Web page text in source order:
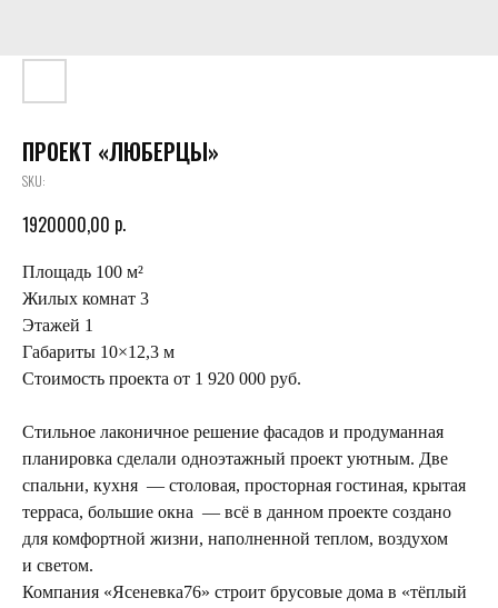
ПРОЕКТ «ЛЮБЕРЦЫ»
SKU:
1920000,00 р.
Площадь 100 м²
Жилых комнат 3
Этажей 1
Габариты 10×12,3 м
Стоимость проекта от 1 920 000 руб.
Стильное лаконичное решение фасадов и продуманная
планировка сделали одноэтажный проект уютным. Две
спальни, кухня — столовая, просторная гостиная, крытая
терраса, большие окна — всё в данном проекте создано
для комфортной жизни, наполненной теплом, воздухом
и светом.
Компания «Ясеневка76» строит брусовые дома в «тёплый